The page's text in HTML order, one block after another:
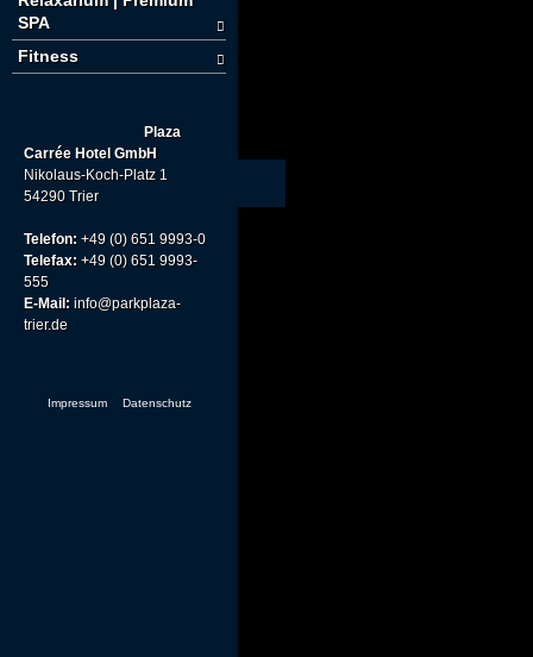
SPA
Fitness
Plaza
Carrée Hotel GmbH
Nikolaus-Koch-Platz 1
54290 Trier
Telefon: +49 (0) 651 9993-0
Telefax: +49 (0) 651 9993-
555
E-Mail: info@parkplaza-
trier.de
Impressum Datenschutz